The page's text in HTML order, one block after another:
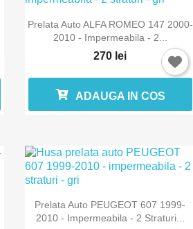
 Vizualizare rapida
Prelata Auto ALFA ROMEO 147 2000-
2010 - Impermeabila - 2...
270 lei
ADAUGA IN COS
 Vizualizare rapida
Prelata Auto PEUGEOT 607 1999-
2010 - Impermeabila - 2 Straturi...